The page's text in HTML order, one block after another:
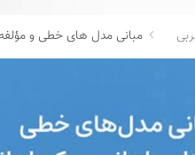
مبانی مدل های خطی و